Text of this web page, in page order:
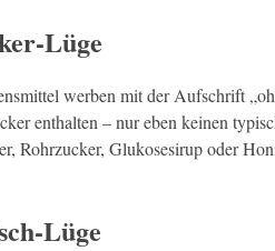
Lüge
werben mit der Aufschrift
enthalten – nur eben keinen
Rohrzucker, Glukosesirup oder
Lüge